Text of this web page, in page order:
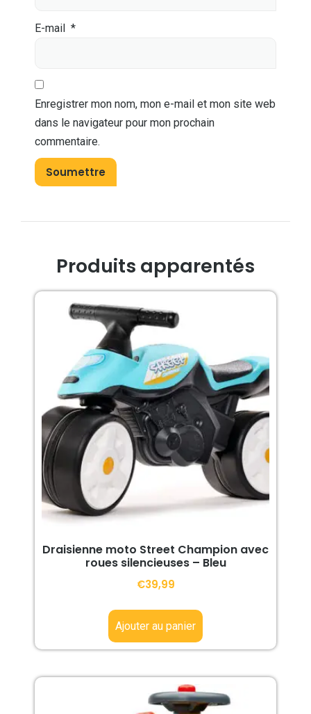
E-mail *
Enregistrer mon nom, mon e-mail et mon site web
dans le navigateur pour mon prochain
commentaire.
Produits apparentés
Draisienne moto Street Champion avec
roues silencieuses – Bleu
€39,99
Ajouter au panier